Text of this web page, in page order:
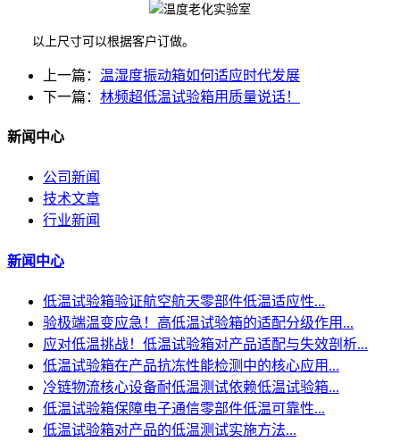
以上尺寸可以根据客户订做。
上一篇： 温湿度振动箱如何适应时代发展
下一篇： 林频超低温试验箱用质量说话！
新闻中心
公司新闻
技术文章
行业新闻
新闻中心
低温试验箱验证航空航天零部件低温适应性...
验极端温变应急！高低温试验箱的适配分级作用...
应对低温挑战！低温试验箱对产品适配与失效剖析...
低温试验箱在产品抗冻性能检测中的核心应用...
冷链物流核心设备耐低温测试依赖低温试验箱...
低温试验箱保障电子通信零部件低温可靠性...
低温试验箱对产品的低温测试实施方法...